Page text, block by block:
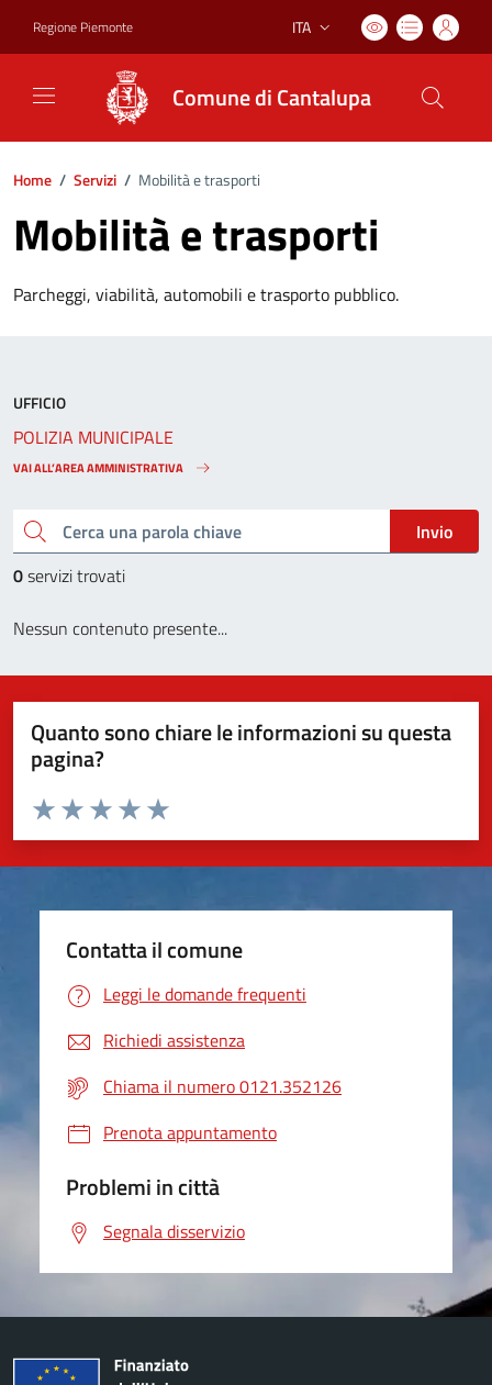
Regione Piemonte Lingua attiva:
ITA
Comune di Cantalupa
Home / Servizi / Mobilità e trasporti
Mobilità e trasporti
Parcheggi, viabilità, automobili e trasporto pubblico.
Cerca una parola chiave
Invio
0servizi trovati
Nessun contenuto presente...
UFFICIO
POLIZIA MUNICIPALE
VAI ALL’AREA AMMINISTRATIVA
Quanto sono chiare le informazioni su questa
pagina?
Valuta da 1 a 5 stelle la pagina
Valuta 5 stelle su 5
Valuta 4 stelle su 5
Valuta 3 stelle su 5
Valuta 2 stelle su 5
Valuta 1 stelle su 5
Contatta il comune
Leggi le domande frequenti
Richiedi assistenza
Chiama il numero 0121.352126
Prenota appuntamento
Problemi in città
Segnala disservizio